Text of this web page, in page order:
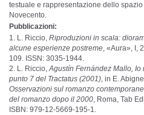
testuale e rappresentazione dello
Novecento.
Pubblicazioni:
L. Riccio, Riproduzioni in scala:
alcune esperienze postreme, «Aura», I,
109. ISSN: 3035-1944.
L. Riccio,Agustín Fernández Mallo,
punto 7 del Tractatus (2001), in E.
Osservazioni sul romanzo
del romanzo dopo il 2000, Roma, Tab
ISBN: 979-12-5669-195-1.